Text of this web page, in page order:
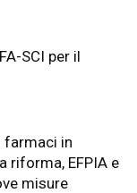
SCI per il
farmaci in
riforma, EFPIA e
misure